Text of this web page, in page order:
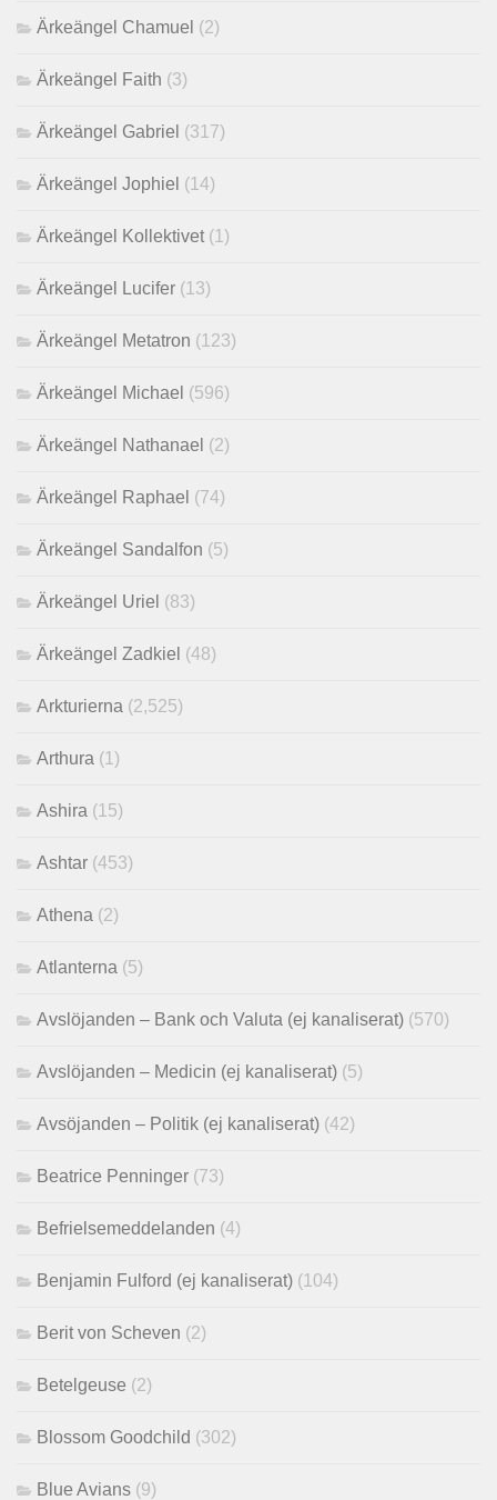
Ärkeängel Chamuel (2)
Ärkeängel Faith (3)
Ärkeängel Gabriel (317)
Ärkeängel Jophiel (14)
Ärkeängel Kollektivet (1)
Ärkeängel Lucifer (13)
Ärkeängel Metatron (123)
Ärkeängel Michael (596)
Ärkeängel Nathanael (2)
Ärkeängel Raphael (74)
Ärkeängel Sandalfon (5)
Ärkeängel Uriel (83)
Ärkeängel Zadkiel (48)
Arkturierna (2,525)
Arthura (1)
Ashira (15)
Ashtar (453)
Athena (2)
Atlanterna (5)
Avslöjanden – Bank och Valuta (ej kanaliserat) (570)
Avslöjanden – Medicin (ej kanaliserat) (5)
Avsöjanden – Politik (ej kanaliserat) (42)
Beatrice Penninger (73)
Befrielsemeddelanden (4)
Benjamin Fulford (ej kanaliserat) (104)
Berit von Scheven (2)
Betelgeuse (2)
Blossom Goodchild (302)
Blue Avians (9)